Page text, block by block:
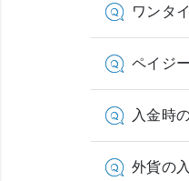
ワンタ
ペイジ
入金時
外貨の